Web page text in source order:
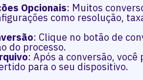
Opcionais: Muitos
como resolução,
: Clique no botão de
do processo.
: Após a conversão, você
para o seu dispositivo.